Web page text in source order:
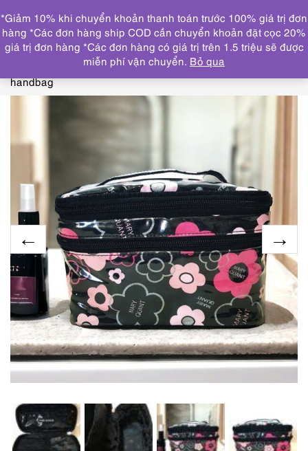
DANH MỤC
Trang chủ THƯƠNG HIỆU NỔI BẬT
OTHERS
3818-Túi xách tay-MARY QUANT cosmetic nylon
handbag
*Giảm 10% khi chuyển khoản thanh toán trước 100% giá trị đơn
hàng *Các đơn hàng ship COD cần chuyển khoản đặt cọc 20%
giá trị đơn hàng *Các đơn hàng có giá trị trên 1.5 triệu sẽ được
miễn phí vận chuyển. Bỏ qua